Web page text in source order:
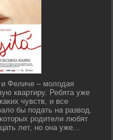
Феличе – молодая
квартиру. Ребята уже
чувств, и все
бы подать на развод.
родители любят
лет, но она уже...